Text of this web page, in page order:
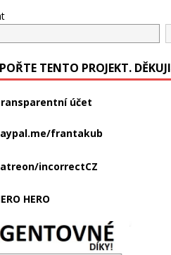
TENTO PROJEKT.
účet
frantakub
incorrectCZ
HERO